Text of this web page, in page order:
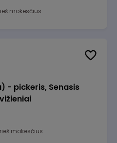
mokesčius
- pickeris, Senasis
mokesčius